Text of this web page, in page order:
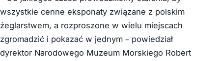
wszystkie cenne eksponaty związane z polskim
żeglarstwem, a rozproszone w wielu miejscach
zgromadzić i pokazać w jednym – powiedział
dyrektor Narodowego Muzeum Morskiego Robert